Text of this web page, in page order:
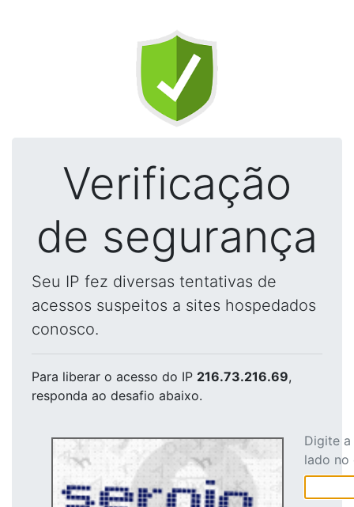
Verificação
de segurança
Seu IP fez diversas tentativas de
acessos suspeitos a sites hospedados
conosco.
Para liberar o acesso do IP 216.73.216.69,
responda ao desafio abaixo.
Digite
lado no